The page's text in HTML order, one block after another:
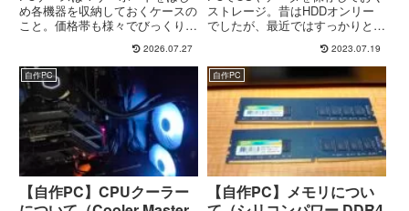
め各機器を収納しておくケースの
こと。価格帯も様々でびっくりす
本記事ではPCケースの選定や注
意することなどをまとめ、購入し
たPCケースの開封レビューをし
ていきます。【自作PC】PCケ...
2026.07.27
ストレージ。昔はHDDオンリー
でしたが、最近ではすっかりと
げで昔に比べたら相当な高速化が
実現できてます。これからの自作
PCのストレージもSSD一択と言
っても過言ではないかと。その...
2023.07.19
自作PC
【自作PC】CPUクーラー
自作PC
【自作PC】メモリについ